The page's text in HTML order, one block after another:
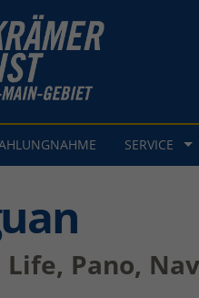
SERVICE
Life, Pano,